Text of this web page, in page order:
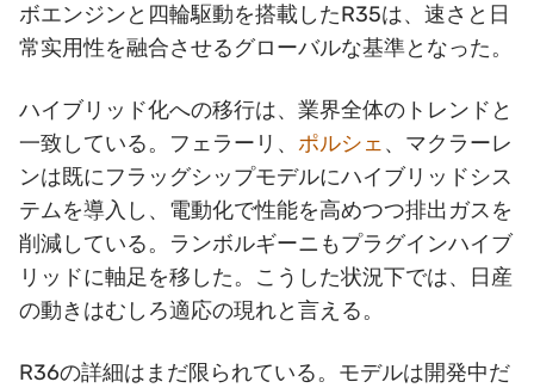
ボエンジンと四輪駆動を搭載したR35は、速さと日
常实用性を融合させるグローバルな基準となった。
ハイブリッド化への移行は、業界全体のトレンドと
一致している。フェラーリ、 ポルシェ、マクラーレ
ンは既にフラッグシップモデルにハイブリッドシス
テムを導入し、電動化で性能を高めつつ排出ガスを
削減している。ランボルギーニもプラグインハイブ
リッドに軸足を移した。こうした状況下では、日産
の動きはむしろ適応の現れと言える。
R36の詳細はまだ限られている。モデルは開発中だ